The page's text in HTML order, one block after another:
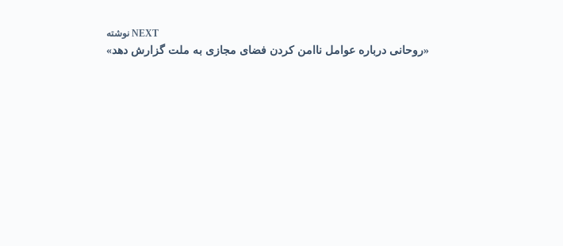
NEXT نوشته
«روحانی درباره عوامل ناامن کردن فضای مجازی به ملت گزارش دهد»